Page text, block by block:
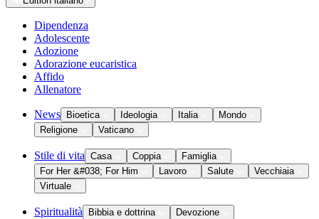
Dipendenza
Adolescente
Adozione
Adorazione eucaristica
Affido
Allenatore
News Bioetica Ideologia Italia
Mondo
Religione
Vaticano
Stile di vita Casa Coppia
Famiglia
For Her &#038; For Him
Lavoro Salute
Vecchiaia
Virtuale
Spiritualità Bibbia e dottrina
Devozione